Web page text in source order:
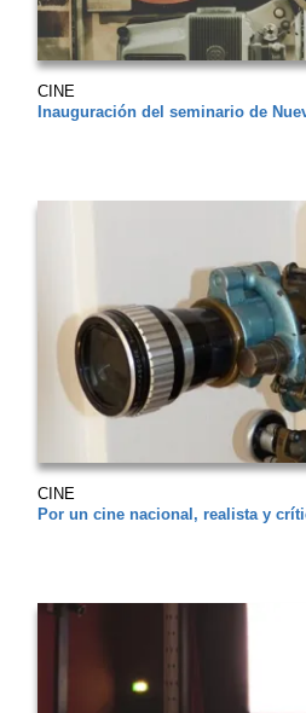
CINE
Inauguración del seminario de
CINE
Por un cine nacional, realista y